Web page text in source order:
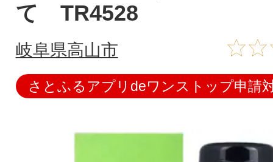
て TR4528
岐阜県高山市
さとふるアプリdeワンストップ申請